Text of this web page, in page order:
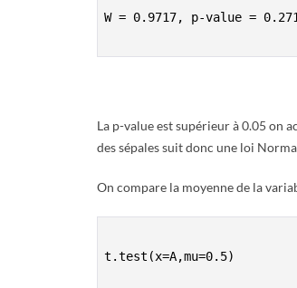
W = 0.9717, p-value =
La p-value est supérieur à 0.05 on
des sépales suit donc une loi
On compare la moyenne de la
t.test(x=A,mu=0.5)